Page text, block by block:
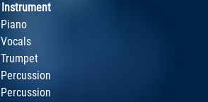
Instrument
Piano
Vocals
Trumpet
Percussion
Percussion